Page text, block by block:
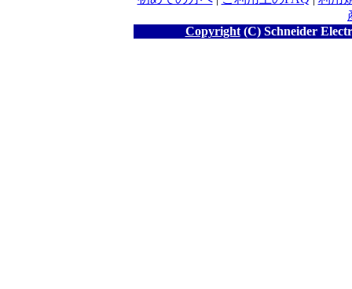
Copyright(C) Schneider